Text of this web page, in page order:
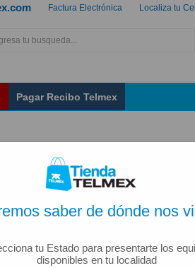
saber de dónde nos
tu Estado para presentarte los
disponibles en tu localidad
Localiza tu
Factura Electrónica
Pagar Recibo Telmex